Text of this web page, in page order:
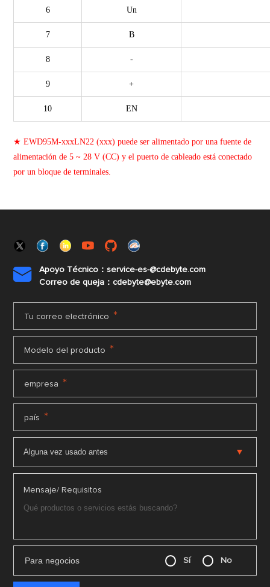
6 Un
7 B
8 -
9 +
10 EN
★ EWD95M-xxxLN22 (xxx) puede ser alimentado por una fuente de
alimentación de 5 ~ 28 V (CC) y el puerto de cableado está conectado
por un bloque de terminales.

Apoyo Técnico：service-es-@cdebyte.com
Correo de queja：cdebyte@ebyte.com
Tu correo electrónico *
Modelo del producto *
empresa *
país *
Mensaje/ Requisitos
Para negocios Sí No